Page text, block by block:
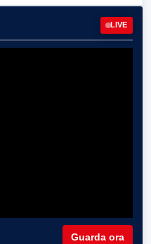
LIVE
Guarda ora